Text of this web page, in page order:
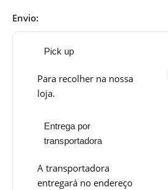
Envio:
Pick up
Para recolher na nossa
loja.
Entrega por
transportadora
A transportadora
entregará no endereço